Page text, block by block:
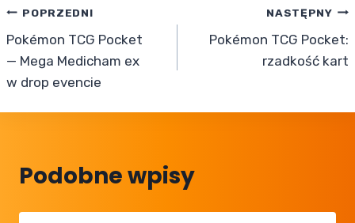
Nawigacja
wpisu
POPRZEDNI
Pokémon TCG Pocket
— Mega Medicham ex
w drop evencie
NASTĘPNY
Pokémon TCG Pocket:
rzadkość kart
Podobne wpisy